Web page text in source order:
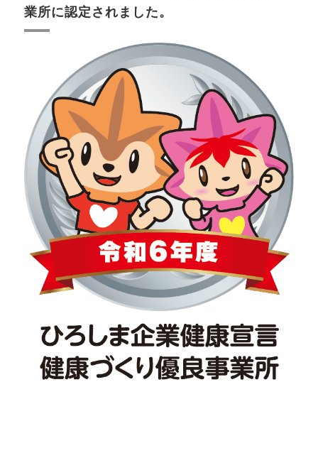
業所に認定されました。